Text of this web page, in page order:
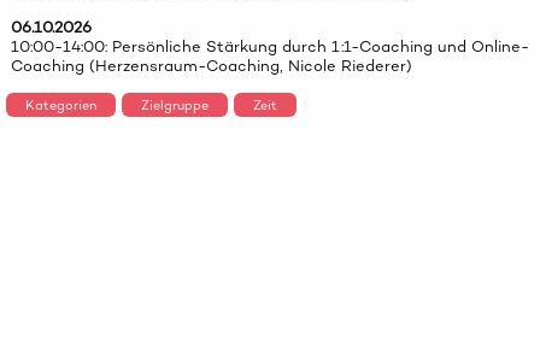
06.10.2026
10:00-14:00: Persönliche Stärkung durch 1:1-Coaching und Online-
Coaching (Herzensraum-Coaching, Nicole Riederer)
Kategorien Zielgruppe Zeit